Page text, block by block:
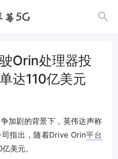
Orin处理器投
达110亿美元
加剧的背景下，英伟达声称
指出，随着Drive Orin平台
美元。